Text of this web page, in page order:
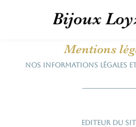
Mentions
Nos informations légales
Editeur du